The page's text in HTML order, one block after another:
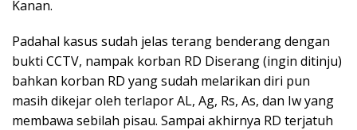
Kanan.
Padahal kasus sudah jelas terang benderang dengan
bukti CCTV, nampak korban RD Diserang (ingin ditinju)
bahkan korban RD yang sudah melarikan diri pun
masih dikejar oleh terlapor AL, Ag, Rs, As, dan Iw yang
membawa sebilah pisau. Sampai akhirnya RD terjatuh